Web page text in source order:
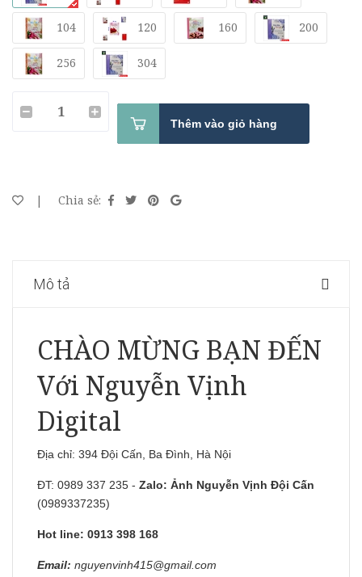
104 120 160 200
256 304
Thêm vào giỏ hàng
| Chia sẻ:
Mô tả
CHÀO MỪNG BẠN ĐẾN
Với Nguyễn Vịnh
Digital
Địa chỉ: 394 Đội Cấn, Ba Đình, Hà Nội
ĐT: 0989 337 235 - Zalo: Ảnh Nguyễn Vịnh Đội Cấn
(0989337235)
Hot line: 0913 398 168
Email: nguyenvinh415@gmail.com